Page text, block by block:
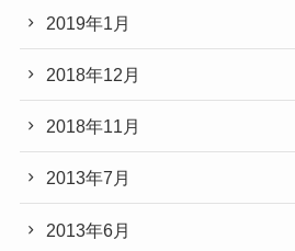
2019年1月
2018年12月
2018年11月
2013年7月
2013年6月